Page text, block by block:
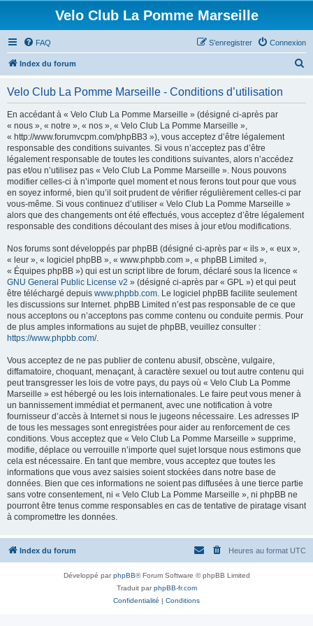
Velo Club La Pomme Marseille
FAQ Connexion
S’enregistrer
Index du forum
Velo Club La Pomme Marseille - Conditions d’utilisation
En accédant à « Velo Club La Pomme Marseille » (désigné ci-après par
« nous », « notre », « nos », « Velo Club La Pomme Marseille »,
« http://www.forumvcpm.com/phpBB3 »), vous acceptez d’être légalement
responsable des conditions suivantes. Si vous n’acceptez pas d’être
légalement responsable de toutes les conditions suivantes, alors n’accédez
pas et/ou n’utilisez pas « Velo Club La Pomme Marseille ». Nous pouvons
modifier celles-ci à n’importe quel moment et nous ferons tout pour que vous
en soyez informé, bien qu’il soit prudent de vérifier régulièrement celles-ci par
vous-même. Si vous continuez d’utiliser « Velo Club La Pomme Marseille »
alors que des changements ont été effectués, vous acceptez d’être légalement
responsable des conditions découlant des mises à jour et/ou modifications.
Nos forums sont développés par phpBB (désigné ci-après par « ils », « eux »,
« leur », « logiciel phpBB », « www.phpbb.com », « phpBB Limited »,
« Équipes phpBB ») qui est un script libre de forum, déclaré sous la licence «
GNU General Public License v2 » (désigné ci-après par « GPL ») et qui peut
être téléchargé depuis www.phpbb.com. Le logiciel phpBB facilite seulement
les discussions sur Internet. phpBB Limited n’est pas responsable de ce que
nous acceptons ou n’acceptons pas comme contenu ou conduite permis. Pour
de plus amples informations au sujet de phpBB, veuillez consulter :
https://www.phpbb.com/.
Vous acceptez de ne pas publier de contenu abusif, obscène, vulgaire,
diffamatoire, choquant, menaçant, à caractère sexuel ou tout autre contenu qui
peut transgresser les lois de votre pays, du pays où « Velo Club La Pomme
Marseille » est hébergé ou les lois internationales. Le faire peut vous mener à
un bannissement immédiat et permanent, avec une notification à votre
fournisseur d’accès à Internet si nous le jugeons nécessaire. Les adresses IP
de tous les messages sont enregistrées pour aider au renforcement de ces
conditions. Vous acceptez que « Velo Club La Pomme Marseille » supprime,
modifie, déplace ou verrouille n’importe quel sujet lorsque nous estimons que
cela est nécessaire. En tant que membre, vous acceptez que toutes les
informations que vous avez saisies soient stockées dans notre base de
données. Bien que ces informations ne soient pas diffusées à une tierce partie
sans votre consentement, ni « Velo Club La Pomme Marseille », ni phpBB ne
pourront être tenus comme responsables en cas de tentative de piratage visant
à compromettre les données.
Index du forum Heures au format UTC
Développé parphpBB® Forum Software © phpBB Limited
Traduit parphpBB-fr.com
Confidentialité | Conditions